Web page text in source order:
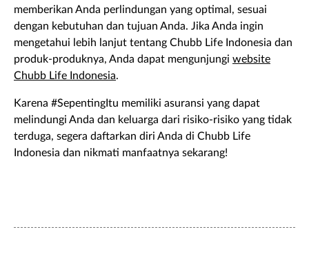
memberikan Anda perlindungan yang optimal, sesuai
dengan kebutuhan dan tujuan Anda. Jika Anda ingin
mengetahui lebih lanjut tentang Chubb Life Indonesia dan
produk-produknya, Anda dapat mengunjungi website
Chubb Life Indonesia.
Karena #SepentingItu memiliki asuransi yang dapat
melindungi Anda dan keluarga dari risiko-risiko yang tidak
terduga, segera daftarkan diri Anda di Chubb Life
Indonesia dan nikmati manfaatnya sekarang!